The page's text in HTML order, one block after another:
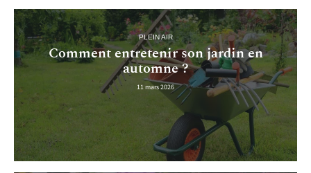
PLEIN AIR
Comment entretenir son jardin en
automne ?
11 mars 2026